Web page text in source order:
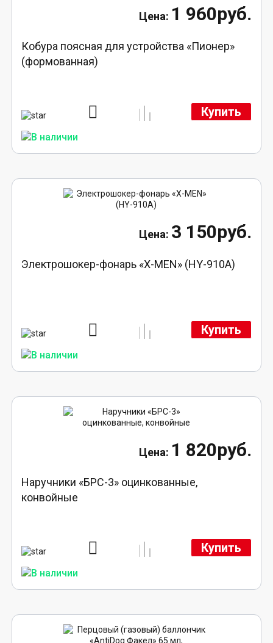
1 960руб.
Кобура поясная для устройства «Пионер»
(формованная)
Купить
3 150руб.
Электрошокер-фонарь «X-MEN» (HY-910A)
Купить
1 820руб.
Наручники «БРС-3» оцинкованные,
конвойные
Купить